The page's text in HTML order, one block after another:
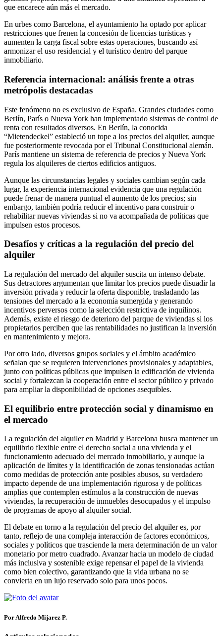
que encarece aún más el mercado.
En urbes como Barcelona, el ayuntamiento ha optado por aplicar
restricciones que frenen la concesión de licencias turísticas y
aumenten la carga fiscal sobre estas operaciones, buscando así
armonizar el uso residencial y el turístico dentro del parque
inmobiliario.
Referencia internacional: análisis frente a otras
metrópolis destacadas
Este fenómeno no es exclusivo de España. Grandes ciudades como
Berlín, París o Nueva York han implementado sistemas de control de
renta con resultados diversos. En Berlín, la conocida
“Mietendeckel” estableció un tope a los precios del alquiler, aunque
fue posteriormente revocada por el Tribunal Constitucional alemán.
París mantiene un sistema de referencia de precios y Nueva York
regula los alquileres de ciertos edificios antiguos.
Aunque las circunstancias legales y sociales cambian según cada
lugar, la experiencia internacional evidencia que una regulación
puede frenar de manera puntual el aumento de los precios; sin
embargo, también podría reducir el incentivo para construir o
rehabilitar nuevas viviendas si no va acompañada de políticas que
impulsen estos procesos.
Desafíos y críticas a la regulación del precio del
alquiler
La regulación del mercado del alquiler suscita un intenso debate.
Sus detractores argumentan que limitar los precios puede disuadir la
inversión privada y reducir la oferta disponible, trasladando las
tensiones del mercado a la economía sumergida y generando
incentivos perversos como la selección restrictiva de inquilinos.
Además, existe el riesgo de deterioro del parque de viviendas si los
propietarios perciben que las rentabilidades no justifican la inversión
en mantenimiento y mejora.
Por otro lado, diversos grupos sociales y el ámbito académico
señalan que se requieren intervenciones provisionales y adaptables,
junto con políticas públicas que impulsen la edificación de vivienda
social y fortalezcan la cooperación entre el sector público y privado
para ampliar la disponibilidad de opciones asequibles.
El equilibrio entre protección social y dinamismo en
el mercado
La regulación del alquiler en Madrid y Barcelona busca mantener un
equilibrio flexible entre el derecho social a una vivienda y el
funcionamiento adecuado del mercado inmobiliario, y aunque la
aplicación de límites y la identificación de zonas tensionadas actúan
como medidas de protección ante posibles abusos, su verdadero
impacto depende de una implementación rigurosa y de políticas
amplias que contemplen estímulos a la construcción de nuevas
viviendas, la recuperación de inmuebles desocupados y el impulso
de programas de apoyo al alquiler social.
El debate en torno a la regulación del precio del alquiler es, por
tanto, reflejo de una compleja interacción de factores económicos,
sociales y políticos que trasciende la mera determinación de un valor
monetario por metro cuadrado. Avanzar hacia un modelo de ciudad
más inclusiva y sostenible exige repensar el papel de la vivienda
como bien colectivo, garantizando que la vida urbana no se
convierta en un lujo reservado solo para unos pocos.
Por Alfredo Mijarez P.